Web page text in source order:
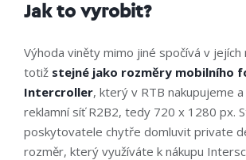
Jak to vyrobit?
Výhoda viněty mimo jiné spočívá v jejích
totiž stejné jako rozměry mobilního
Intercroller, který v RTB nakupujeme
reklamní síť R2B2, tedy 720 x 1280 px.
poskytovatele chytře domluvit private
rozměr, který využíváte k nákupu